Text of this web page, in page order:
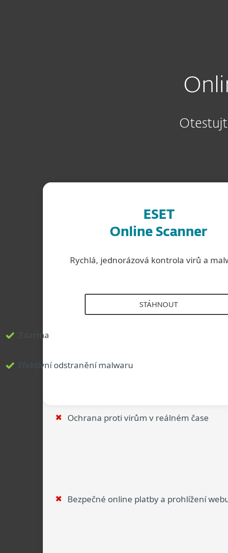
ESET
Online Scanner
Rychlá, jednorázová kontrola virů a
STÁHNOUT
Zdarma
Efektivní odstranění malwaru
Ochrana proti virům v reálném čase
Bezpečné online platby a prohlížení